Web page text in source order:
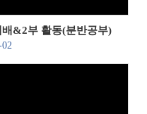
&2부 활동(분반공부)
02